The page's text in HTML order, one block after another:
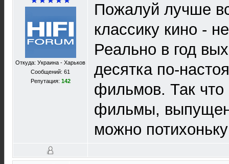
Откуда: Украина - Харьков
Сообщений: 61
Репутация: 142
Пожалуй лучше
классику кино -
Реально в год
десятка по-
фильмов. Так что
фильмы,
можно